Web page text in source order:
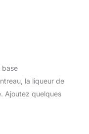
base
la liqueur de
Ajoutez quelques